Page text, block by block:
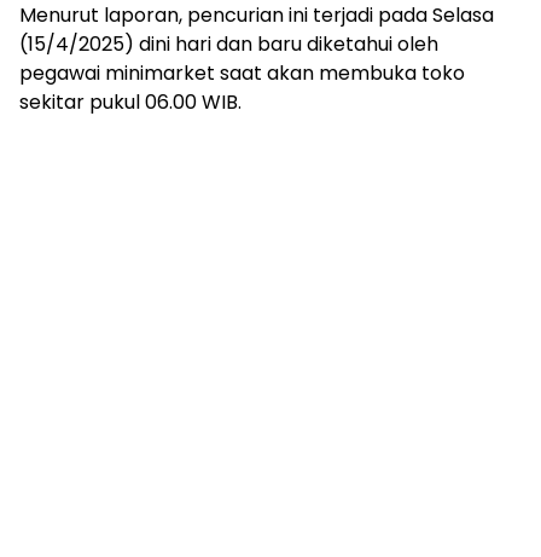
Menurut laporan, pencurian ini terjadi pada Selasa
(15/4/2025) dini hari dan baru diketahui oleh
pegawai minimarket saat akan membuka toko
sekitar pukul 06.00 WIB.